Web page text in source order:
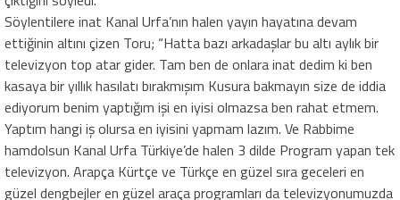
Söylentilere inat Kanal Urfa’nın halen yayın hayatına devam
ettiğinin altını çizen Toru; “Hatta bazı arkadaşlar bu altı aylık bir
televizyon top atar gider. Tam ben de onlara inat dedim ki ben
kasaya bir yıllık hasılatı bırakmışım Kusura bakmayın size de iddia
ediyorum benim yaptığım işi en iyisi olmazsa ben rahat etmem.
Yaptım hangi iş olursa en iyisini yapmam lazım. Ve Rabbime
hamdolsun Kanal Urfa Türkiye’de halen 3 dilde Program yapan tek
televizyon. Arapça Kürtçe ve Türkçe en güzel sıra geceleri en
güzel dengbejler en güzel araça programları da televizyonumuzda